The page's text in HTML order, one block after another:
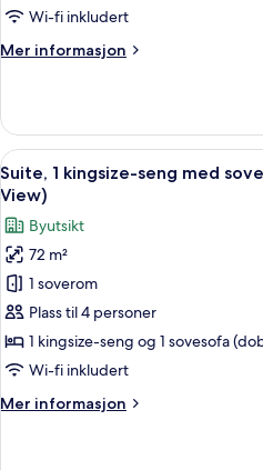
View)
1
seng
Wi-fi inkludert
Mer informasjon
Mer
–
junior,
1
kingsize-
med
sovesofa
Åpne
alle
bildene
av
Suite,
kingsize-
seng
med
balkong
4
Suite, 1 kingsize-seng med
View)
Byutsikt
72 m²
1 soverom
Plass til 4 personer
1 kingsize-seng og 1 sovesofa
Wi-fi inkludert
Mer informasjon
Mer